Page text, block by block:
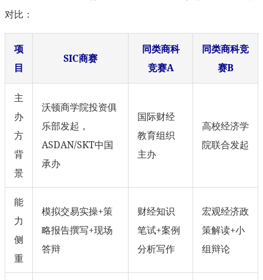
对比：
项
目
SIC商赛
同类商科
竞赛A
同类商科竞
赛B
主
办
方
背
景
沃顿商学院投资俱
乐部发起，
ASDAN/SKT中国
承办
国际财经
教育组织
主办
高校经济学
院联合发起
能
力
侧
重
模拟交易实操+策
略报告撰写+现场
答辩
财经知识
笔试+案例
分析写作
宏观经济政
策解读+小
组辩论